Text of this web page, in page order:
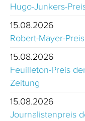
Hugo-Junkers-
15.08.2026
Robert-Mayer-Preis
15.08.2026
Feuilleton-Preis
Zeitung
15.08.2026
Journalistenpreis